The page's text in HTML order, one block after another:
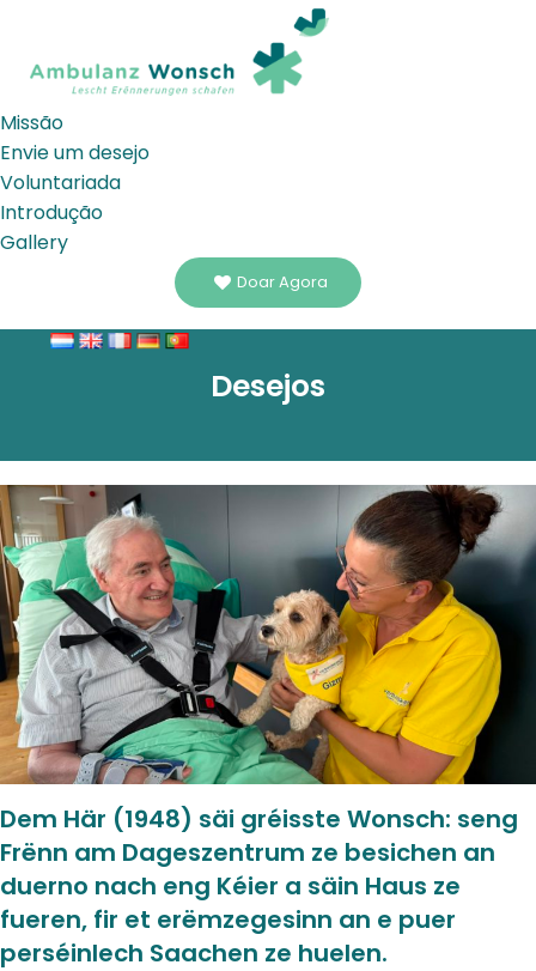
Missão
Envie um desejo
Voluntariada
Introdução
Gallery
Doar Agora
Desejos
Dem Här (1948) säi gréisste Wonsch: seng
Frënn am Dageszentrum ze besichen an
duerno nach eng Kéier a säin Haus ze
fueren, fir et erëmzegesinn an e puer
perséinlech Saachen ze huelen.